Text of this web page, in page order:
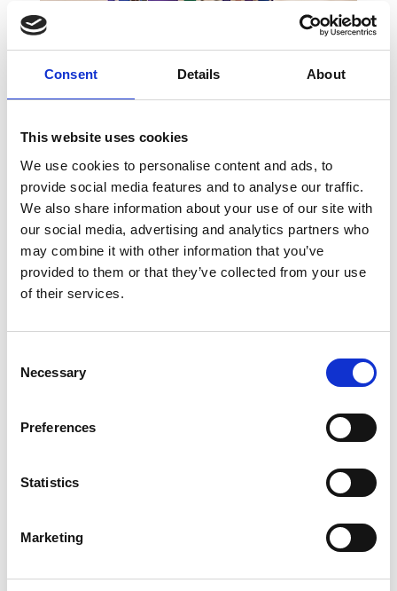
Consent Details About
This website uses cookies
We use cookies to personalise content and ads, to
provide social media features and to analyse our traffic.
We also share information about your use of our site with
our social media, advertising and analytics partners who
may combine it with other information that you’ve
provided to them or that they’ve collected from your use
of their services.
Selection
Necessary
Preferences
Statistics
Marketing